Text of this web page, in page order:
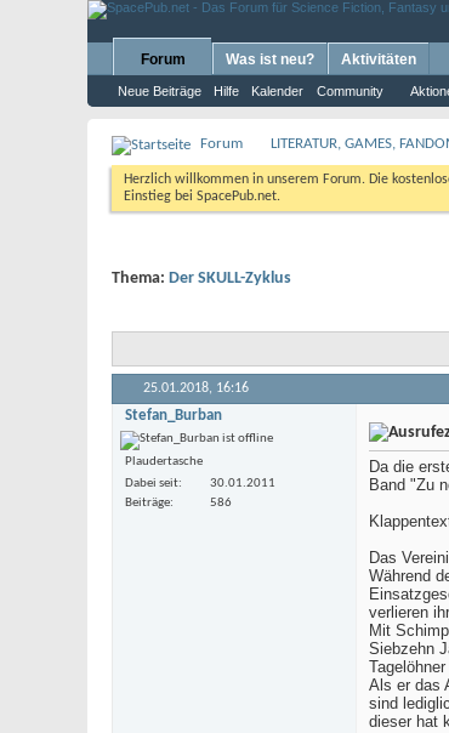
Forum
Neue Beiträge Hilfe Kalender Community
Was ist neu? Aktivitäten
Forum LITERATUR, GAMES,
Herzlich willkommen in unserem Forum. Die
Einstieg bei SpacePub.net.
Thema: Der SKULL-Zyklus
25.01.2018, 16:16
Stefan_Burban
Plaudertasche
Dabei seit
30.01.2011
Beiträge
586
Da die
Band "Zu
Das
Während
verlieren
Mit
Siebzehn
Als er das
sind
dieser hat